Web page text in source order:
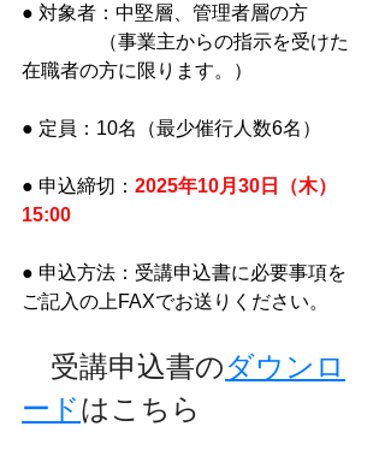
● 対象者：中堅層、管理者層の方
（事業主からの指示を受けた
在職者の方に限ります。）
● 定員：10名（最少催行人数6名）
● 申込締切： 2025年10月30日（木）
15:00
● 申込方法：受講申込書に必要事項を
ご記入の上FAXでお送りください。
受講申込書のダウンロ
ードはこちら